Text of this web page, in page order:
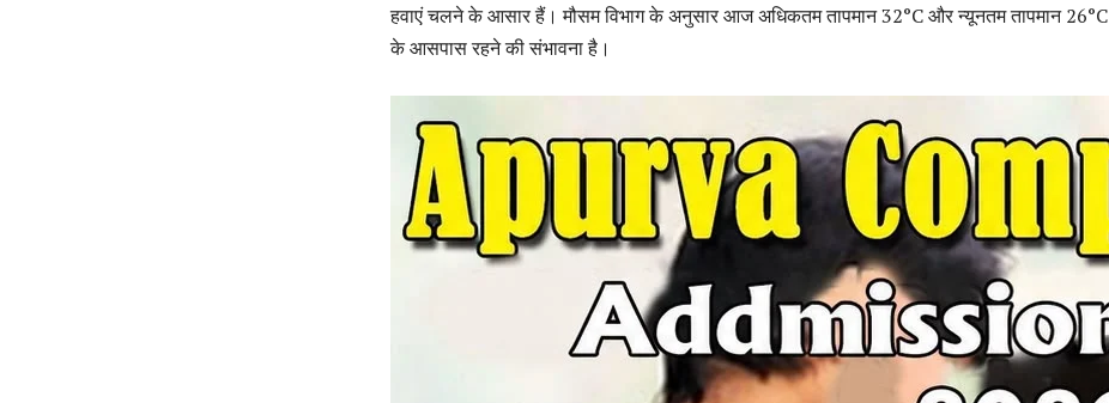
हवाएं चलने के आसार हैं। मौसम विभाग के अनुसार आज अधिकतम तापमान 32°C और न्यूनतम तापमान 26°C
के आसपास रहने की संभावना है।